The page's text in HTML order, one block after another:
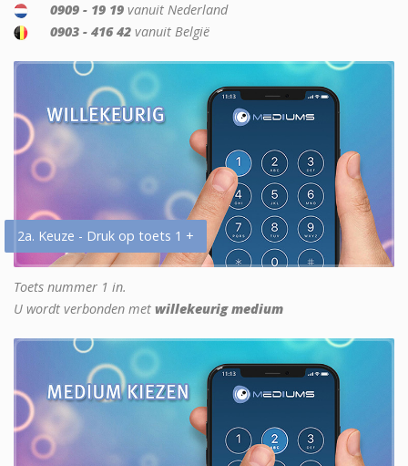
0909 - 19 19 vanuit Nederland
0903 - 416 42 vanuit België
2a. Keuze - Druk op toets 1 +
Toets nummer 1 in.
U wordt verbonden met willekeurig medium